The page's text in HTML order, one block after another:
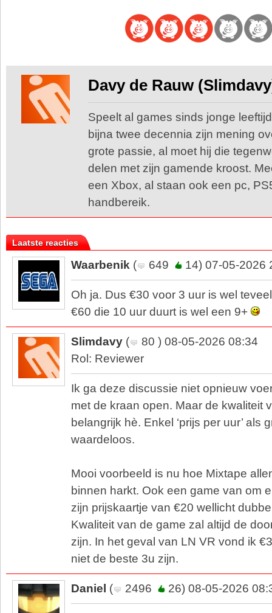
Davy de Rauw
Speelt al games sinds jonge
bijna twee decennia zijn mening
grote passie, al moet hij die
delen met zijn gamende kroost.
een Xbox, al staan ook een pc,
handbereik.
Laatste reacties
Waarbenik ( 649 14) 07-05-2026
Oh ja. Dus €30 voor 3 uur is wel
€60 die 10 uur duurt is wel een 9+
Slimdavy (
80 ) 08-05-2026 08:34
Rol: Reviewer
Ik ga deze discussie niet opnieuw
met de kraan open. Maar de kwaliteit
belangrijk hè. Enkel ‘prijs per uur’ als
waardeloos.
Mooi voorbeeld is nu hoe Mixtape
binnen harkt. Ook een game van om
zijn prijskaartje van €20 wellicht
Kwaliteit van de game zal altijd de
zijn. In het geval van LN VR vond ik
niet de beste 3u zijn.
Daniel ( 2496 26) 08-05-2026